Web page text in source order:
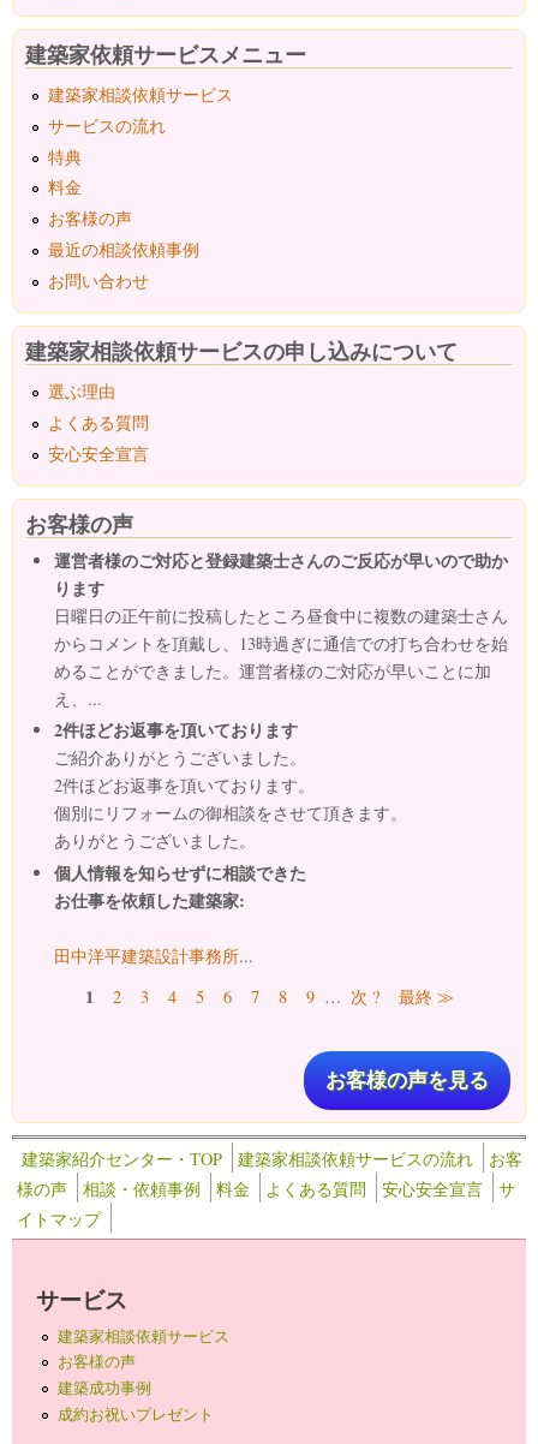
建築家依頼サービスメニュー
建築家相談依頼サービス
サービスの流れ
特典
料金
お客様の声
最近の相談依頼事例
お問い合わせ
建築家相談依頼サービスの申し込みについて
選ぶ理由
よくある質問
安心安全宣言
お客様の声
運営者様のご対応と登録建築士さんのご反応が早いので助か
ります
日曜日の正午前に投稿したところ昼食中に複数の建築士さん
からコメントを頂戴し、13時過ぎに通信での打ち合わせを始
めることができました。運営者様のご対応が早いことに加
え、...
2件ほどお返事を頂いております
ご紹介ありがとうございました。
2件ほどお返事を頂いております。
個別にリフォームの御相談をさせて頂きます。
ありがとうございました。
個人情報を知らせずに相談できた
お仕事を依頼した建築家:
田中洋平建築設計事務所...
ページ1 2 3 4 5 6 7 8 9 … 次 ? 最終 ≫
お客様の声を見る
建築家紹介センター・TOP 建築家相談依頼サービスの流れ
お客
様の声
相談・依頼事例 料金 よくある質問 安心安全宣言
サ
イトマップ
サービス
建築家相談依頼サービス
お客様の声
建築成功事例
成約お祝いプレゼント